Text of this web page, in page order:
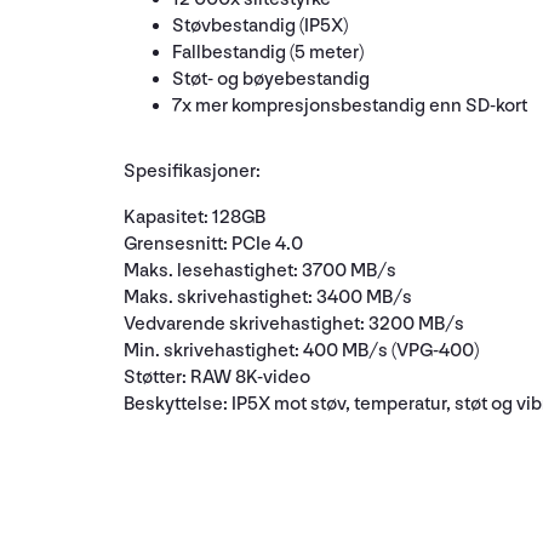
Støvbestandig (IP5X)
Fallbestandig (5 meter)
Støt- og bøyebestandig
7x mer kompresjonsbestandig enn SD-kort
Spesifikasjoner:
Kapasitet: 128GB
Grensesnitt: PCIe 4.0
Maks. lesehastighet: 3700 MB/s
Maks. skrivehastighet: 3400 MB/s
Vedvarende skrivehastighet: 3200 MB/s
Min. skrivehastighet: 400 MB/s (VPG-400)
Støtter: RAW 8K-video
Beskyttelse: IP5X mot støv, temperatur, støt og